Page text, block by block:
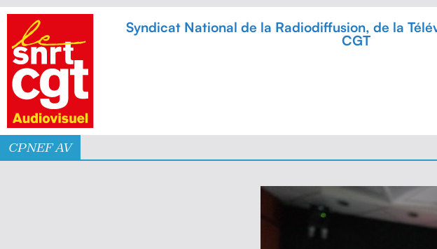
Syndicat National de la Radiodiffusion, de la
CGT
CPNEF AV